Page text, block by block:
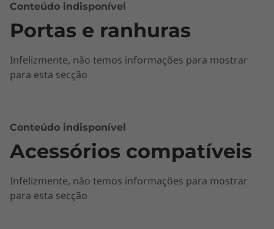
Desempenho em que o seu negócio pode
confiar
O processador até Intel ®Core™ i7de 7.ª
geração topo de gama, com até 16 GB de
Brand
ideapad
Conteúdo indisponível
Portas e ranhuras
Infelizmente, não temos informações para mostrar
para esta secção
Conteúdo indisponível
Acessórios compatíveis
Infelizmente, não temos informações para mostrar
para esta secção